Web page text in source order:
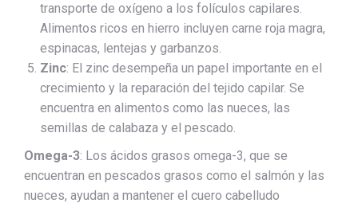
transporte de oxígeno a los folículos capilares.
Alimentos ricos en hierro incluyen carne roja magra,
espinacas, lentejas y garbanzos.
Zinc: El zinc desempeña un papel importante en el
crecimiento y la reparación del tejido capilar. Se
encuentra en alimentos como las nueces, las
semillas de calabaza y el pescado.
Omega-3: Los ácidos grasos omega-3, que se
encuentran en pescados grasos como el salmón y las
nueces, ayudan a mantener el cuero cabelludo